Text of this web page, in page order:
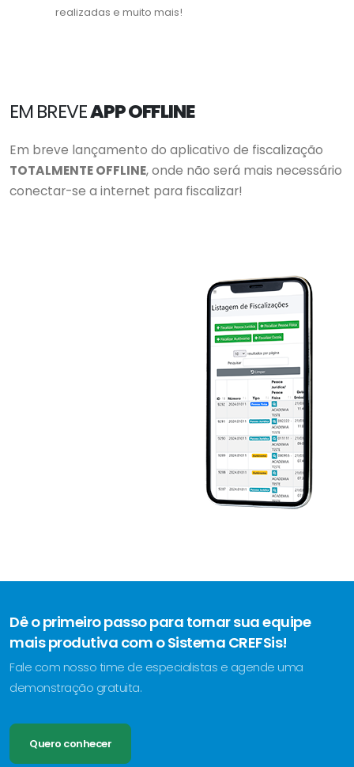
realizadas e muito mais!
EM BREVEAPP OFFLINE
Em breve lançamento do aplicativo de fiscalização
TOTALMENTE OFFLINE, onde não será mais necessário
conectar-se a internet para fiscalizar!
Dê o primeiro passo para tornar sua equipe
mais produtiva com o Sistema CREFSis!
Fale com nosso time de especialistas e agende uma
demonstração gratuita.
Quero conhecer